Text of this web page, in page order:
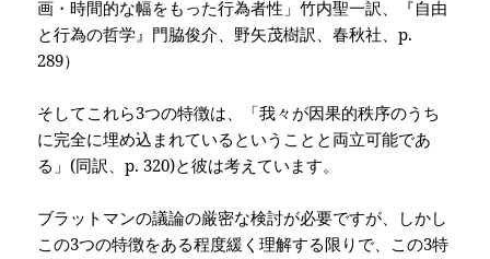
画・時間的な幅をもった行為者性」竹内聖一訳、『自由
と行為の哲学』門脇俊介、野矢茂樹訳、春秋社、p.
289）
そしてこれら3つの特徴は、「我々が因果的秩序のうち
に完全に埋め込まれているということと両立可能であ
る」(同訳、p. 320)と彼は考えています。
ブラットマンの議論の厳密な検討が必要ですが、しかし
この3つの特徴をある程度緩く理解する限りで、この3特